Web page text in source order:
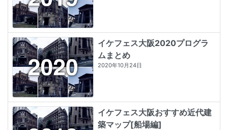
イケフェス大阪2020プログラ
ムまとめ
2020年10月24日
イケフェス大阪おすすめ近代建
築マップ[船場編]